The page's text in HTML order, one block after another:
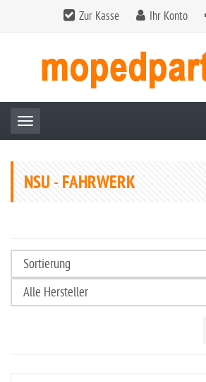
Zur Kasse Ihr Konto
Toggle navigation
NSU - FAHRWERK